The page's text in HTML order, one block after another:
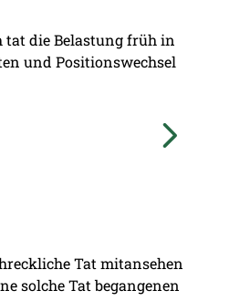
tat die Belastung früh in
und Positionswechsel
Tat mitansehen
solche Tat begangenen